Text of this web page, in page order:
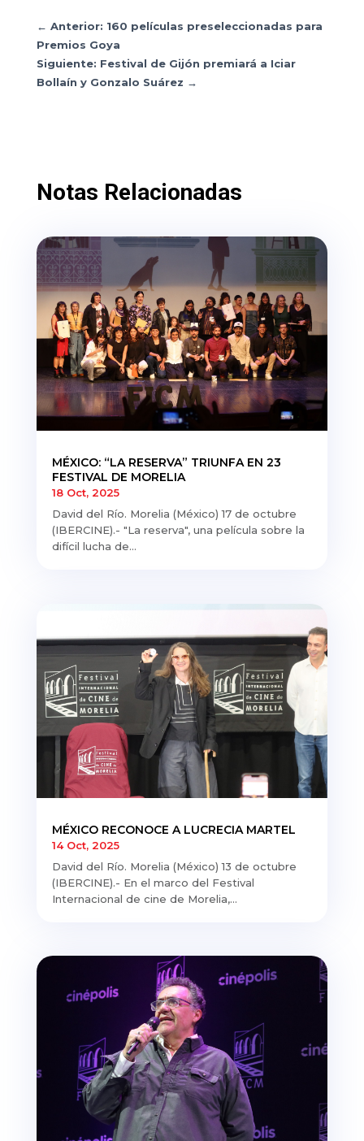
← Anterior: 160 películas preseleccionadas para
Premios Goya
Siguiente: Festival de Gijón premiará a Iciar
Bollaín y Gonzalo Suárez →
Notas Relacionadas
MÉXICO: “LA RESERVA” TRIUNFA EN 23
FESTIVAL DE MORELIA
18 Oct, 2025
David del Río. Morelia (México) 17 de octubre
(IBERCINE).- "La reserva", una película sobre la
difícil lucha de...
MÉXICO RECONOCE A LUCRECIA MARTEL
14 Oct, 2025
David del Río. Morelia (México) 13 de octubre
(IBERCINE).- En el marco del Festival
Internacional de cine de Morelia,...